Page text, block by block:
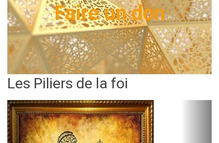
Faire un don
Les Piliers de la foi
Précédent